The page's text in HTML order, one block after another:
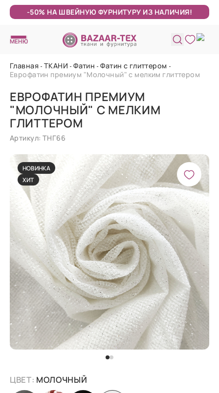
-50% НА ШВЕЙНУЮ ФУРНИТУРУ ИЗ НАЛИЧИЯ!
МЕНЮ
Главная ТКАНИ Фатин
Фатин с глиттером
Еврофатин премиум "Молочный" с мелким глиттером
ЕВРОФАТИН ПРЕМИУМ
"МОЛОЧНЫЙ" С МЕЛКИМ
ГЛИТТЕРОМ
Артикул: ТНГ66
НОВИНКА
ХИТ
ЦВЕТ: МОЛОЧНЫЙ